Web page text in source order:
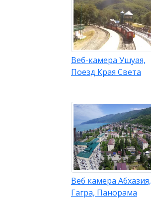
Веб-камера Ушуая,
Поезд Края Света
Веб камера Абхазия,
Гагра, Панорама